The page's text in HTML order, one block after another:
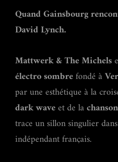
Quand Gainsbourg
David Lynch.
Mattwerk & The Michels
électro sombrefondé à
par une esthétique à la
dark waveet de la
trace un sillon singulier
indépendant français.